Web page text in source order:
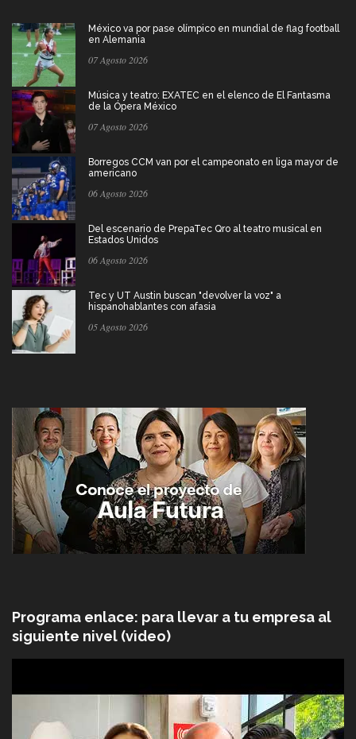
México va por pase olímpico en mundial de flag football
en Alemania
07 Agosto 2026
Música y teatro: EXATEC en el elenco de El Fantasma
de la Ópera México
07 Agosto 2026
Borregos CCM van por el campeonato en liga mayor de
americano
06 Agosto 2026
Del escenario de PrepaTec Qro al teatro musical en
Estados Unidos
06 Agosto 2026
Tec y UT Austin buscan "devolver la voz" a
hispanohablantes con afasia
05 Agosto 2026
Programa enlace: para llevar a tu empresa al
siguiente nivel (video)